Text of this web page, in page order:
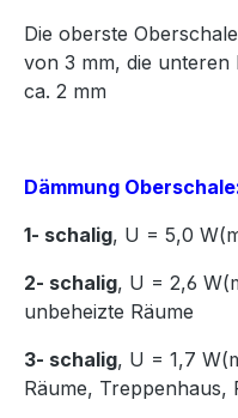
Die oberste
von 3 mm, die unteren
ca. 2 mm
Dämmung
1- schalig, U = 5,0
2- schalig, U = 2,6
unbeheizte Räume
3- schalig, U = 1,7
Räume, Treppenhaus,